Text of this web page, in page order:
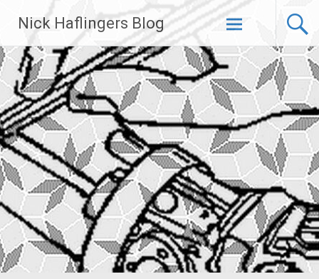
Inhalt
springen
Nick Haflingers Blog